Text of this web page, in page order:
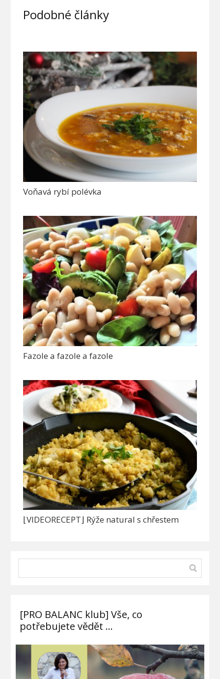
Podobné články
Voňavá rybí polévka
Fazole a fazole a fazole
⌊VIDEORECEPT⌋ Rýže natural s chřestem
[PRO BALANC klub] Vše, co
potřebujete vědět …